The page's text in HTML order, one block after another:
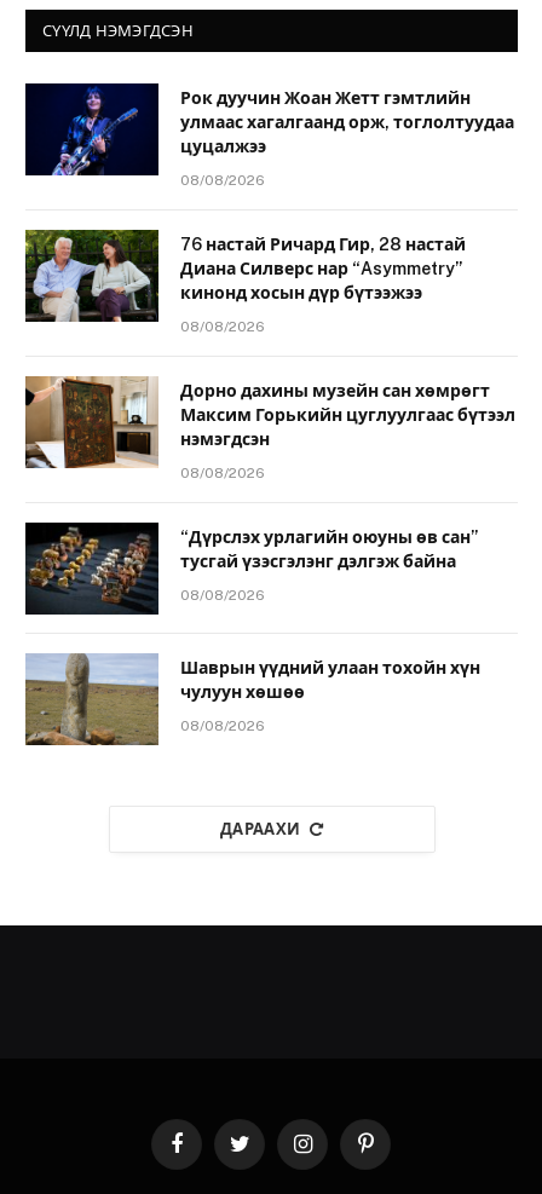
СҮҮЛД НЭМЭГДСЭН
Рок дуучин Жоан Жетт гэмтлийн
улмаас хагалгаанд орж, тоглолтуудаа
цуцалжээ
08/08/2026
76 настай Ричард Гир, 28 настай
Диана Силверс нар “Asymmetry”
кинонд хосын дүр бүтээжээ
08/08/2026
Дорно дахины музейн сан хөмрөгт
Максим Горькийн цуглуулгаас бүтээл
нэмэгдсэн
08/08/2026
“Дүрслэх урлагийн оюуны өв сан”
тусгай үзэсгэлэнг дэлгэж байна
08/08/2026
Шаврын үүдний улаан тохойн хүн
чулуун хөшөө
08/08/2026
ДАРААХИ
FacebookTwitter InstagramPinterest